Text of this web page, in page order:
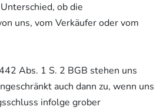
ob die
uns, vom Verkäufer oder vom
Abs. 1 S. 2 BGB stehen uns
auch dann zu, wenn uns
infolge grober